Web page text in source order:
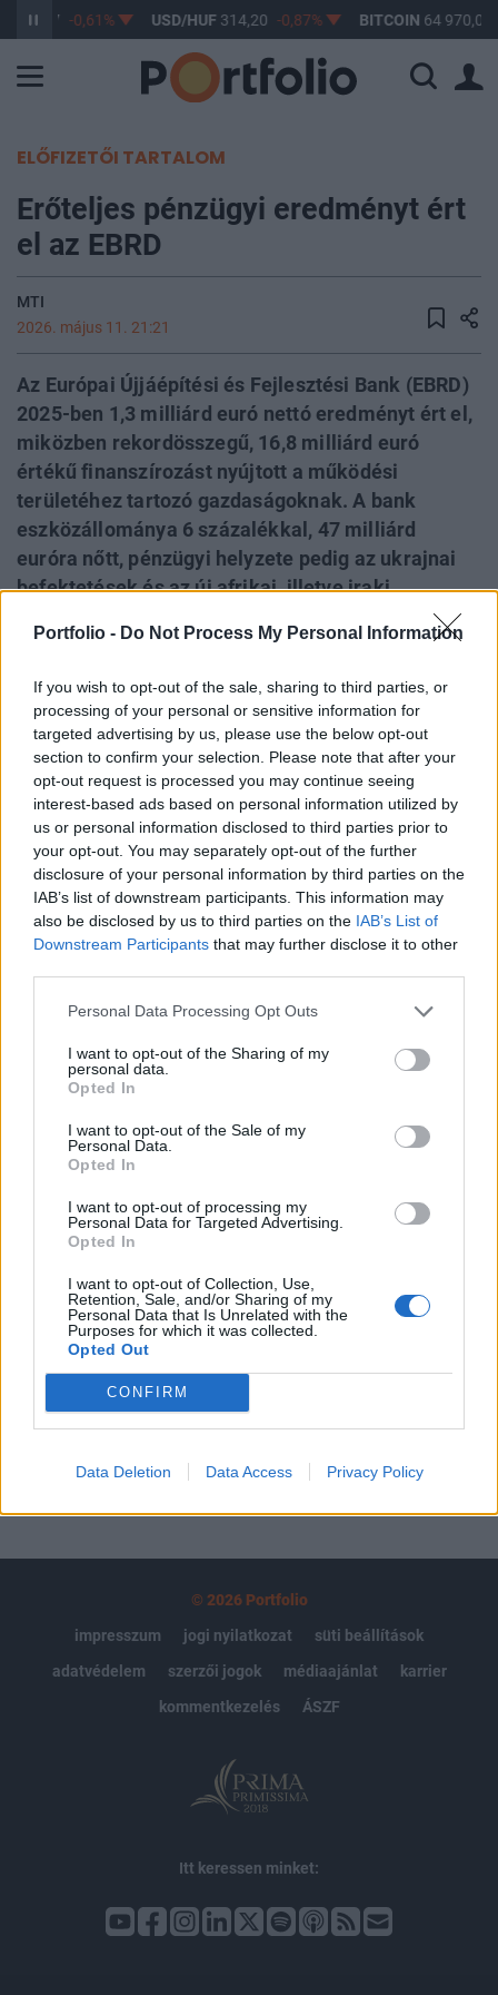
Portfolio - Do Not Process My Personal Information
If you wish to opt-out of the sale, sharing to third parties, or
processing of your personal or sensitive information for
targeted advertising by us, please use the below opt-out
section to confirm your selection. Please note that after your
opt-out request is processed you may continue seeing
interest-based ads based on personal information utilized by
us or personal information disclosed to third parties prior to
your opt-out. You may separately opt-out of the further
disclosure of your personal information by third parties on the
IAB’s list of downstream participants. This information may
also be disclosed by us to third parties on the IAB’s List of
Downstream Participants that may further disclose it to other
Personal Data Processing Opt Outs
I want to opt-out of the Sharing of my
personal data.
Opted In
I want to opt-out of the Sale of my
Personal Data.
Opted In
I want to opt-out of processing my
Personal Data for Targeted Advertising.
Opted In
I want to opt-out of Collection, Use,
Retention, Sale, and/or Sharing of my
Personal Data that Is Unrelated with the
Purposes for which it was collected.
Opted Out
CONFIRM
Data Deletion Data Access Privacy Policy
363,17 -0,61% USD/HUF314,20 -0,87% BITCOIN 64 970,02
ELŐFIZETŐI TARTALOM
Erőteljes pénzügyi eredményt ért
el az EBRD
MTI
2026. május 11. 21:21
Az Európai Újjáépítési és Fejlesztési Bank (EBRD)
2025-ben 1,3 milliárd euró nettó eredményt ért el,
miközben rekordösszegű, 16,8 milliárd euró
értékű finanszírozást nyújtott a működési
területéhez tartozó gazdaságoknak. A bank
eszközállománya 6 százalékkal, 47 milliárd
euróra nőtt, pénzügyi helyzete pedig az ukrajnai
befektetések és az új afrikai, illetve iraki
részvényesi bizalmat jelzi a 4 milliárd eurós
három nagy hitelminősítő pedig továbbra is a
lehetséges legjobb, AAA/Aaa osztályzattal
értékeli a londoni székhelyű pénzintézetet.
Kecskemét - Merre tovább hazai kkv-k? - Versenyképesség
2026-banMerre tovább hazai kkv-k? - Versenyképesség
2026-ban! Jön a Portfolio félnapos, üzleti vidéki
rendezvénysorozata, ami naprakész gazdasági és
pénzügyi helyzetképpel segíti a helyi kkv-szektort.
Szeptemberben Szegeden és Kecskeméten
KEDVES OLVASÓNK!
tartozik, melynek olvasása előfizetéses
regisztrációhoz kötött.
Az előfizetés a következőket tartalmazza:
Portfolio.hu teljes cikkarchívum
kötéslistái
MÁR ELŐFIZETŐNK VAGY?BEJELENTKEZÉS
© 2026 Portfolio
impresszum
jogi nyilatkozat
süti beállítások
adatvédelem
szerzői jogok médiaajánlat
karrier
kommentkezelés
ÁSZF
Itt keressen minket: